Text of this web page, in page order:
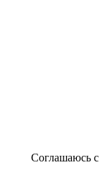
Соглашаюсь с